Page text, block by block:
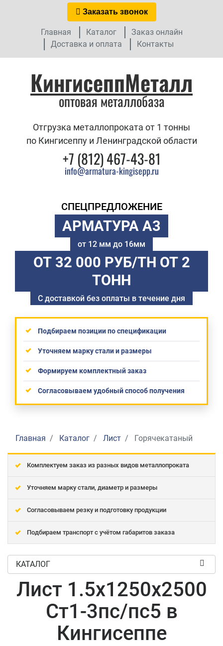
Заказать звонок
Главная Каталог
Заказ онлайн
Доставка и оплата
Контакты
КингисеппМеталл
оптовая металлобаза
Отгрузка металлопроката от 1 тонны
по Кингисеппу и Ленинградской области
+7 (812) 467-43-81
info@armatura-kingisepp.ru
СПЕЦПРЕДЛОЖЕНИЕ
АРМАТУРА А3
от 12 мм до 16мм
ОТ 32 000 РУБ/ТН ОТ 2
ТОНН
С доставкой без оплаты в течение дня
Подбираем позиции по спецификации
Уточняем марку стали и размеры
Формируем комплектный заказ
Согласовываем удобный способ получения
Главная Каталог Лист Горячекатаный
Комплектуем заказ из разных видов металлопроката
Уточняем марку стали, диаметр и размеры
Согласовываем резку и подготовку продукции
Подбираем транспорт с учётом габаритов заказа
КАТАЛОГ
Лист 1.5x1250x2500
Ст1-3пс/пс5 в
Кингисеппе